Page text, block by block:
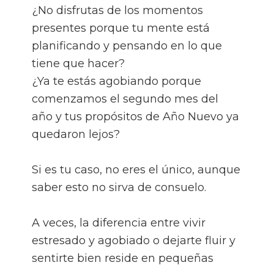
¿No disfrutas de los momentos
presentes porque tu mente está
planificando y pensando en lo que
tiene que hacer?
¿Ya te estás agobiando porque
comenzamos el segundo mes del
año y tus propósitos de Año Nuevo ya
quedaron lejos?
Si es tu caso, no eres el único, aunque
saber esto no sirva de consuelo.
A veces, la diferencia entre vivir
estresado y agobiado o dejarte fluir y
sentirte bien reside en pequeñas